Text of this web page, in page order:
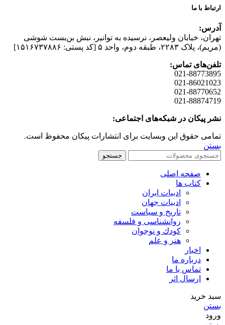
ارتباط با ما
آدرس:
تهران، خیابان وليعصر، نرسيده به توانير، نبش بن‌بست شوشی
(مريم)، پلاک ۲۲۸۳، طبقه دوم، واحد ۵ [کد پستی: ۱۵۱۶۷۳۷۸۸۶]
تلفن‌های تماس:
021-88773895
021-86021023
021-88770652
021-88874719
نشر پیکان در شبکه‌های اجتماعی:
تمامی حقوق این وبسایت برای انتشارات پیکان محفوظ است.
بستن
جستجو
صفحه اصلی
کتاب ها
ادبیات ایران
ادبیات جهان
تاریخ و سیاست
روانشناسی و فلسفه
کودك و نوجوان
هنر و علم
اخبار
درباره ما
تماس با ما
ارسال اثر
سبد خرید
بستن
ورود